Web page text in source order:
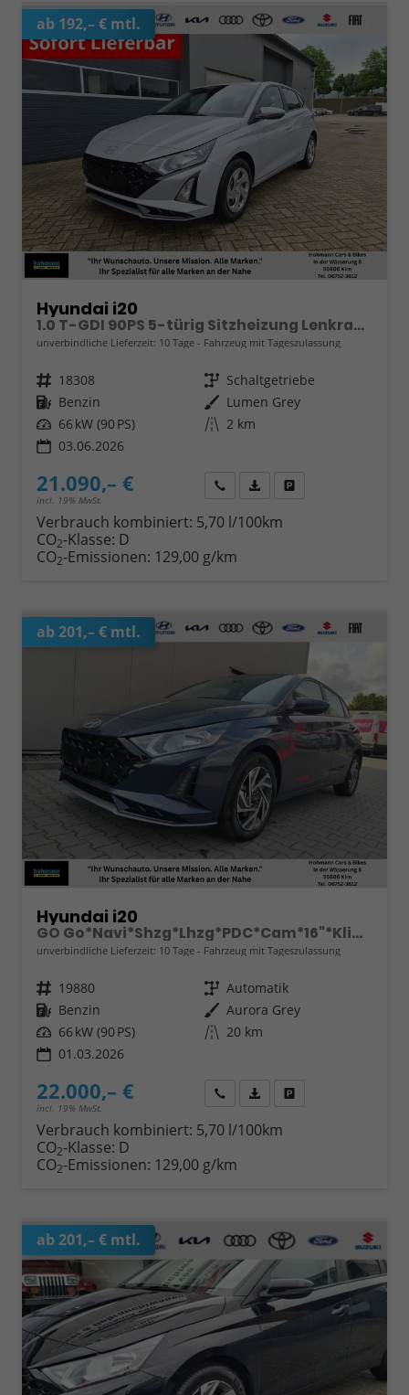
ab 192,– € mtl.
Hyundai i20
1.0 T-GDI 90PS 5-türig Sitzheizung Lenkradheizung Rückf.Kamera PDC Klima Apple CarPlay Android Auto Tempomat Touchscreen
unverbindliche Lieferzeit: 10 Tage Fahrzeug mit Tageszulassung
Fahrzeugnr. 18308 Getriebe Schaltgetriebe
Kraftstoff Benzin Außenfarbe Lumen Grey
Leistung 66 kW (90 PS) Kilometerstand 2 km
03.06.2026
21.090,– €
incl. 19% MwSt.
Wir rufen Sie anFahrzeugexposé (PDF)
Verbrauch kombiniert: 5,70 l/100km
CO2-Klasse: D
CO2-Emissionen: 129,00 g/km
ab 201,– € mtl.
Hyundai i20
GO Go*Navi*Shzg*Lhzg*PDC*Cam*16"*Klima*VCockpit
unverbindliche Lieferzeit: 10 Tage Fahrzeug mit Tageszulassung
Fahrzeugnr. 19880 Getriebe Automatik
Kraftstoff Benzin Außenfarbe Aurora Grey
Leistung 66 kW (90 PS) Kilometerstand 20 km
01.03.2026
22.000,– €
incl. 19% MwSt.
Wir rufen Sie anFahrzeugexposé (PDF)
Verbrauch kombiniert: 5,70 l/100km
CO2-Klasse: D
CO2-Emissionen: 129,00 g/km
ab 201,– € mtl.